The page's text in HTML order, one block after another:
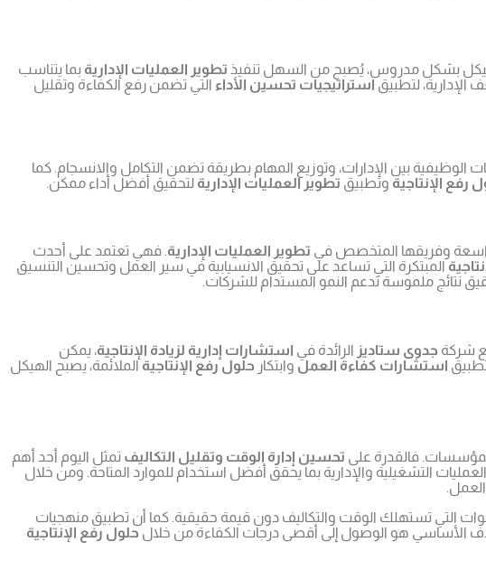
بشكل مدروس، يُصبح من السهل تنفيذ تطوير العمليات الإدارية بما يتناسب
لتطبيق استراتيجيات تحسين الأداء التي تضمن رفع الكفاءة وتقليل
الوظيفية بين الإدارات، وتوزيع المهام بطريقة تضمن التكامل والانسجام. كما
رفع الإنتاجية وتطبيق تطوير العمليات الإدارية لتحقيق أفضل أداء ممكن.
وفريقها المتخصص في تطوير العمليات الإدارية. فهي تعتمد على أحدث
المبتكرة التي تساعد على تحقيق الانسيابية في سير العمل وتحسين التنسيق
نتائج ملموسة تدعم النمو المستدام للشركات.
شركة جدوى ستاديز الرائدة في استشارات إدارية لزيادة الإنتاجية، يمكن
استشارات كفاءة العمل وابتكار حلول رفع الإنتاجية الملائمة، يصبح الهيكل
فالقدرة على تحسين إدارة الوقت وتقليل التكاليف تمثل اليوم أحد أهم
التشغيلية والإدارية بما يحقق أفضل استخدام للموارد المتاحة. ومن خلال
التي تستهلك الوقت والتكاليف دون قيمة حقيقية. كما أن تطبيق منهجيات
الأساسي هو الوصول إلى أقصى درجات الكفاءة من خلال حلول رفع الإنتاجية